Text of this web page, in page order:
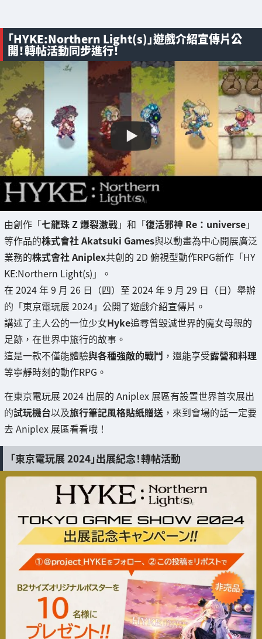
「HYKE:Northern Light(s)」遊戲介紹宣傳片公
開！轉帖活動同步進行！
由創作「七龍珠 Z 爆裂激戰」和「復活邪神 Re：universe」
等作品的株式會社 Akatsuki Games與以動畫為中心開展廣泛
業務的株式會社 Aniplex共創的 2D 俯視型動作RPG新作「HY
KE:Northern Light(s)」。
在 2024 年 9 月 26 日（四）至 2024 年 9 月 29 日（日）舉辦
的「東京電玩展 2024」公開了遊戲介紹宣傳片。
講述了主人公的一位少女Hyke追尋曾毀滅世界的魔女母親的
足跡，在世界中旅行的故事。
這是一款不僅能體驗與各種強敵的戰鬥 ，還能享受露營和料理
等寧靜時刻的動作RPG。
在東京電玩展 2024 出展的 Aniplex 展區有設置世界首次展出
的試玩機台以及旅行筆記風格貼紙贈送 ，來到會場的話一定要
去 Aniplex 展區看看哦！
「東京電玩展 2024」出展紀念！轉帖活動